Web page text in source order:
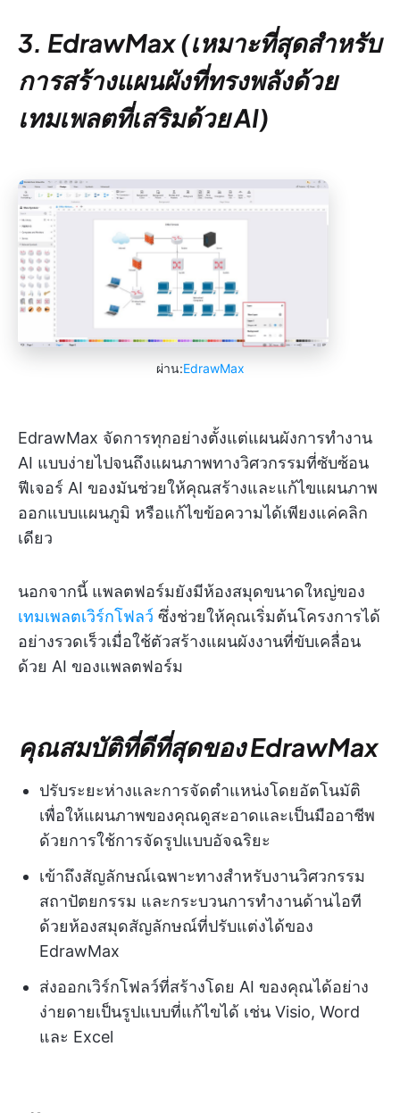
3. EdrawMax (เหมาะที่สุดสำหรับ
การสร้างแผนผังที่ทรงพลังด้วย
เทมเพลตที่เสริมด้วย AI)
ผ่าน:EdrawMax
EdrawMax จัดการทุกอย่างตั้งแต่แผนผังการทำงาน
AI แบบง่ายไปจนถึงแผนภาพทางวิศวกรรมที่ซับซ้อน
ฟีเจอร์ AI ของมันช่วยให้คุณสร้างและแก้ไขแผนภาพ
ออกแบบแผนภูมิ หรือแก้ไขข้อความได้เพียงแค่คลิก
เดียว
นอกจากนี้ แพลตฟอร์มยังมีห้องสมุดขนาดใหญ่ของ
เทมเพลตเวิร์กโฟลว์ ซึ่งช่วยให้คุณเริ่มต้นโครงการได้
อย่างรวดเร็วเมื่อใช้ตัวสร้างแผนผังงานที่ขับเคลื่อน
ด้วย AI ของแพลตฟอร์ม
คุณสมบัติที่ดีที่สุดของ EdrawMax
ปรับระยะห่างและการจัดตำแหน่งโดยอัตโนมัติ
เพื่อให้แผนภาพของคุณดูสะอาดและเป็นมืออาชีพ
ด้วยการใช้การจัดรูปแบบอัจฉริยะ
เข้าถึงสัญลักษณ์เฉพาะทางสำหรับงานวิศวกรรม
สถาปัตยกรรม และกระบวนการทำงานด้านไอที
ด้วยห้องสมุดสัญลักษณ์ที่ปรับแต่งได้ของ
EdrawMax
ส่งออกเวิร์กโฟลว์ที่สร้างโดย AI ของคุณได้อย่าง
ง่ายดายเป็นรูปแบบที่แก้ไขได้ เช่น Visio, Word
และ Excel